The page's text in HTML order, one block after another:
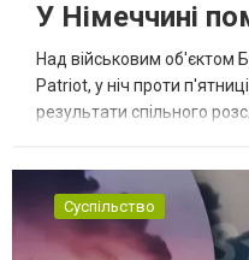
У Німеччині
Над військовим об'єктом
Patriot, у ніч проти
результати спільного
Суспільство